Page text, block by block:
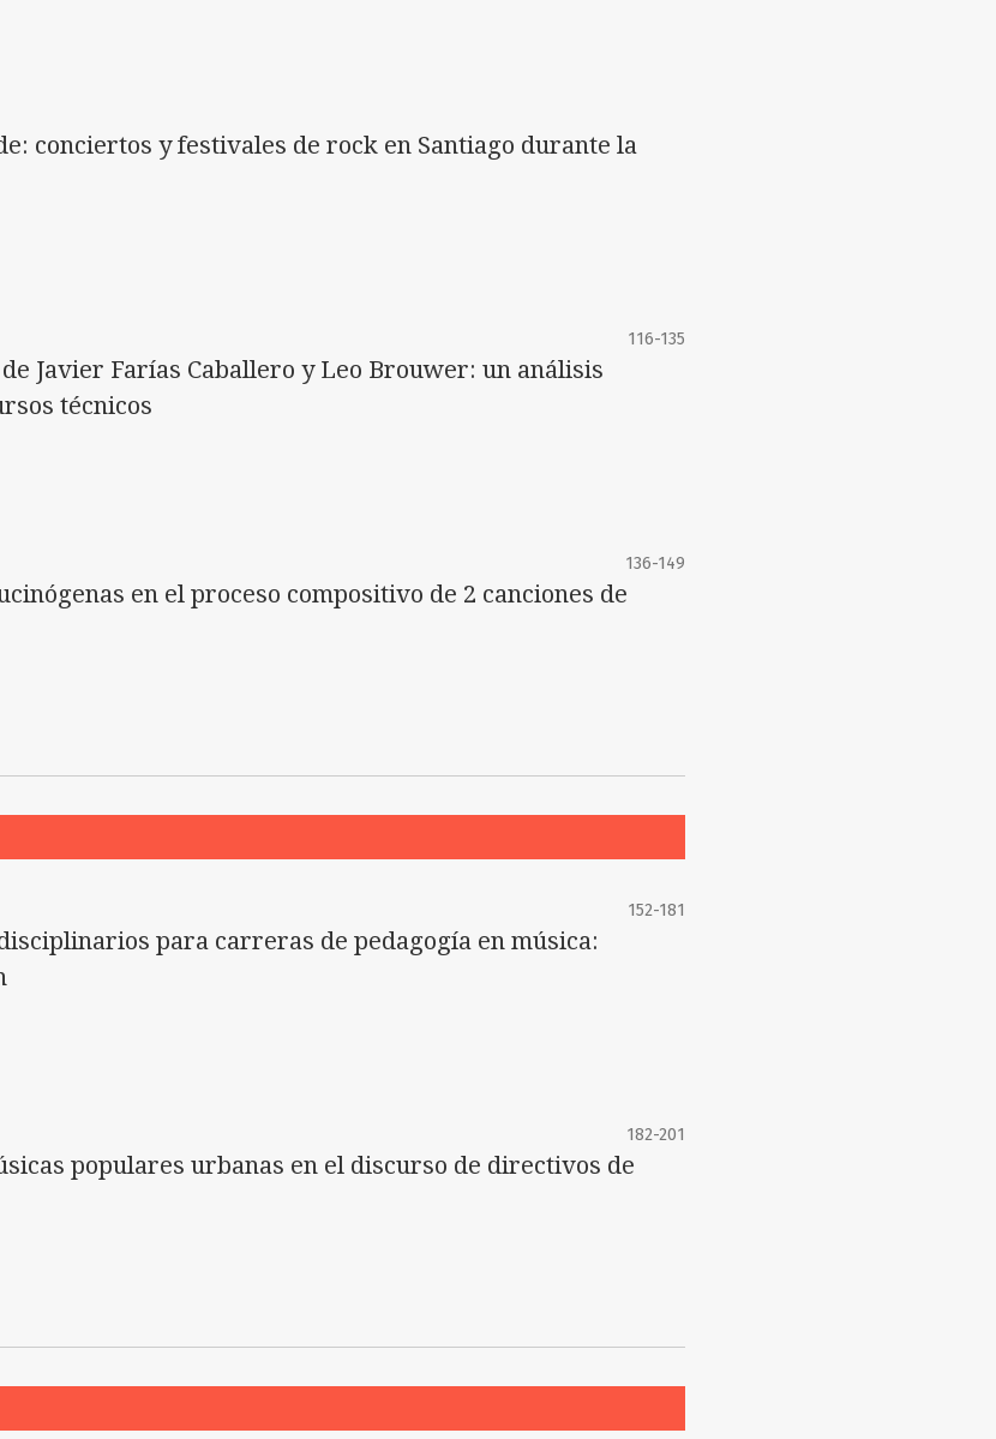
conciertos y festivales de rock en Santiago durante la
116-135
Javier Farías Caballero y Leo Brouwer: un análisis
técnicos
136-149
en el proceso compositivo de 2 canciones de
152-181
para carreras de pedagogía en música:
182-201
populares urbanas en el discurso de directivos de